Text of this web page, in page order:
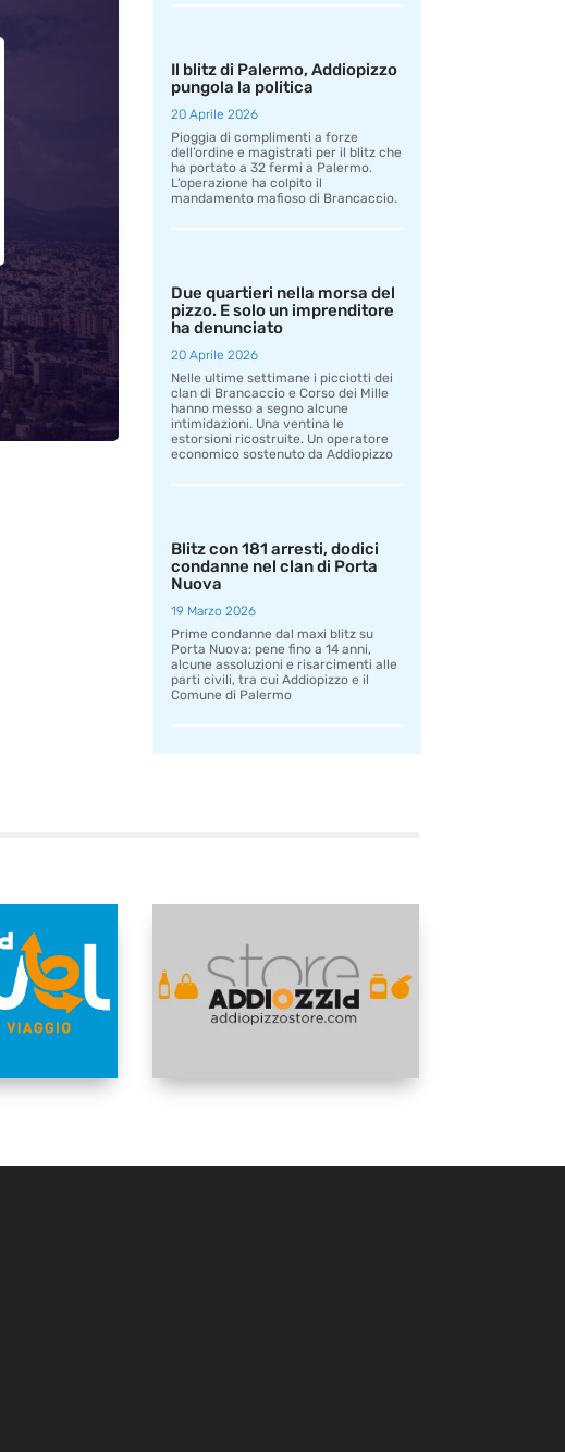
Il blitz di Palermo, Addiopizzo
pungola la politica
20 Aprile 2026
Pioggia di complimenti a forze
dell’ordine e magistrati per il blitz che
ha portato a 32 fermi a Palermo.
L’operazione ha colpito il
mandamento mafioso di Brancaccio.
Due quartieri nella morsa del
pizzo. E solo un imprenditore
ha denunciato
20 Aprile 2026
Nelle ultime settimane i picciotti dei
clan di Brancaccio e Corso dei Mille
hanno messo a segno alcune
intimidazioni. Una ventina le
estorsioni ricostruite. Un operatore
economico sostenuto da Addiopizzo
Blitz con 181 arresti, dodici
condanne nel clan di Porta
Nuova
19 Marzo 2026
Prime condanne dal maxi blitz su
Porta Nuova: pene fino a 14 anni,
alcune assoluzioni e risarcimenti alle
parti civili, tra cui Addiopizzo e il
Comune di Palermo